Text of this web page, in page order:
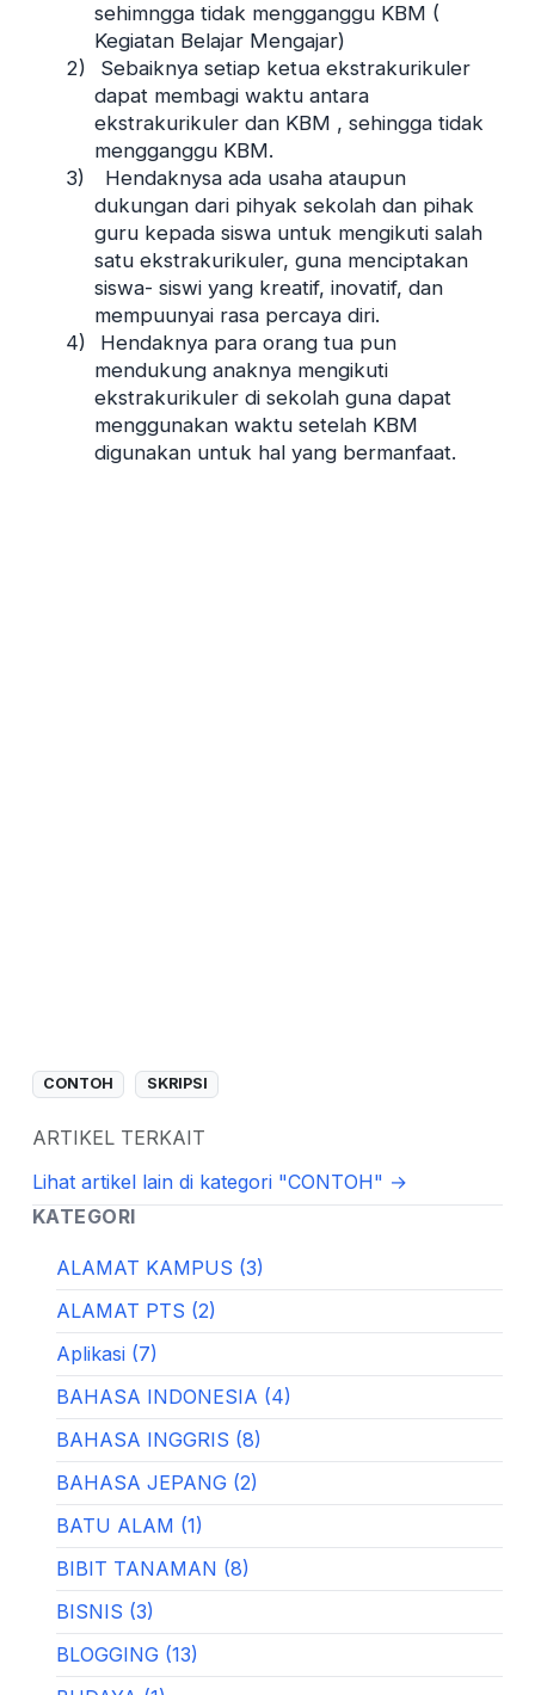
sehimngga tidak mengganggu KBM (
Kegiatan Belajar Mengajar)
2)
Sebaiknya setiap ketua ekstrakurikuler
dapat membagi waktu antara
ekstrakurikuler dan KBM , sehingga tidak
mengganggu KBM.
3)
Hendaknysa ada usaha ataupun
dukungan dari pihyak sekolah dan pihak
guru kepada siswa untuk mengikuti salah
satu ekstrakurikuler, guna menciptakan
siswa- siswi yang kreatif, inovatif, dan
mempuunyai rasa percaya diri.
4)
Hendaknya para orang tua pun
mendukung anaknya mengikuti
ekstrakurikuler di sekolah guna dapat
menggunakan waktu setelah KBM
digunakan untuk hal yang bermanfaat.
CONTOH SKRIPSI
ARTIKEL TERKAIT
Lihat artikel lain di kategori "CONTOH" →
KATEGORI
ALAMAT KAMPUS (3)
ALAMAT PTS (2)
Aplikasi (7)
BAHASA INDONESIA (4)
BAHASA INGGRIS (8)
BAHASA JEPANG (2)
BATU ALAM (1)
BIBIT TANAMAN (8)
BISNIS (3)
BLOGGING (13)